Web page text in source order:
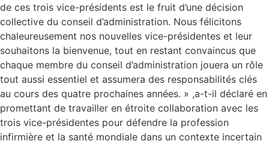
de ces trois vice-présidents est le fruit d’une décision
collective du conseil d’administration. Nous félicitons
chaleureusement nos nouvelles vice-présidentes et leur
souhaitons la bienvenue, tout en restant convaincus que
chaque membre du conseil d’administration jouera un rôle
tout aussi essentiel et assumera des responsabilités clés
au cours des quatre prochaines années. » ,a-t-il déclaré en
promettant de travailler en étroite collaboration avec les
trois vice-présidentes pour défendre la profession
infirmière et la santé mondiale dans un contexte incertain